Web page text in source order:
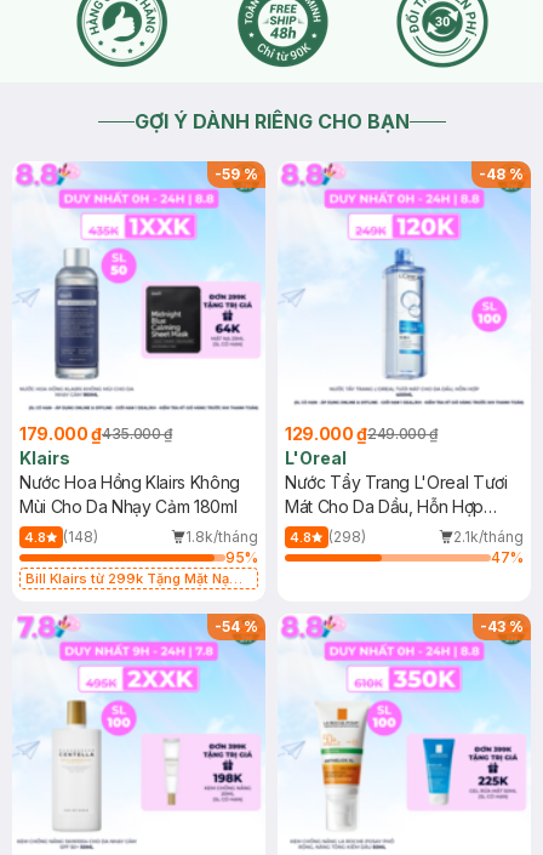
GỢI Ý DÀNH RIÊNG CHO BẠN
-59%
179.000 ₫435.000 ₫
Klairs
Nước Hoa Hồng Klairs Không
Mùi Cho Da Nhạy Cảm 180ml
4.8 (148)
1.8k/tháng
95%
Bill Klairs từ 299k Tặng Mặt Nạ
25ml (SL Có Hạn)
-48%
129.000 ₫249.000 ₫
L'Oreal
Nước Tẩy Trang L'Oreal Tươi
Mát Cho Da Dầu, Hỗn Hợp
400ml
4.8 (298)
2.1k/tháng
47%
-54% -43%